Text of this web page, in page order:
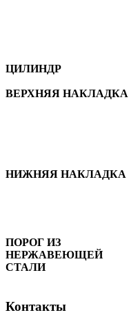
ЦИЛИНДР
ВЕРХНЯЯ НАКЛАДКА
НИЖНЯЯ НАКЛАДКА
ПОРОГ ИЗ
НЕРЖАВЕЮЩЕЙ
СТАЛИ
Контакты